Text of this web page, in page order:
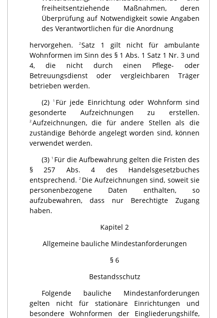
freiheitsentziehende Maßnahmen, deren
Überprüfung auf Notwendigkeit sowie Angaben
des Verantwortlichen für die Anordnung
hervorgehen.
2Satz 1 gilt nicht für ambulante
Wohnformen im Sinn des § 1 Abs. 1 Satz 1 Nr. 3 und
4, die nicht durch einen Pflege- oder
Betreuungsdienst oder vergleichbaren Träger
betrieben werden.
(2)
1 Für jede Einrichtung oder Wohnform sind
gesonderte Aufzeichnungen zu erstellen.
2 Aufzeichnungen, die für andere Stellen als die
zuständige Behörde angelegt worden sind, können
verwendet werden.
(3) 1 Für die Aufbewahrung gelten die Fristen des
§ 257 Abs. 4 des Handelsgesetzbuches
entsprechend.2 Die Aufzeichnungen sind, soweit sie
personenbezogene Daten enthalten, so
aufzubewahren, dass nur Berechtigte Zugang
haben.
Kapitel 2
Allgemeine bauliche Mindestanforderungen
§ 6
Bestandsschutz
Folgende bauliche Mindestanforderungen
gelten nicht für stationäre Einrichtungen und
besondere Wohnformen der Eingliederungshilfe,